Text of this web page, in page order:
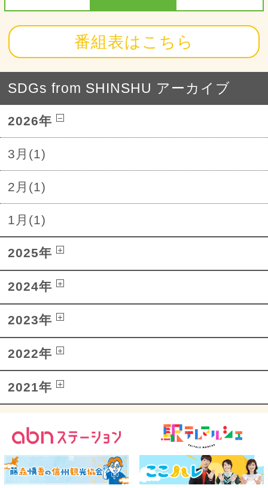
番組表はこちら
SDGs from SHINSHU アーカイブ
2026年
3月(1)
2月(1)
1月(1)
2025年
2024年
2023年
2022年
2021年